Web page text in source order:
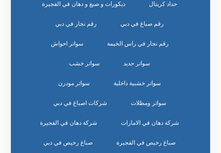
حداد كريتال ديكورات و صبغ و دهان في الفجيرة
رقم صباغ في دبي رقم نجار في دبي
رقم نجار في راس الخيمة سواتر احواش
سواتر حديد سواتر خشب
سواتر خشبية داخلية سواتر مودرن
سواتر ومظلات شركات اصباغ في دبي
شركة دهان في الامارات شركة دهان في الفجيرة
صباغ رخيص في الفجيرة صباغ رخيص في دبي